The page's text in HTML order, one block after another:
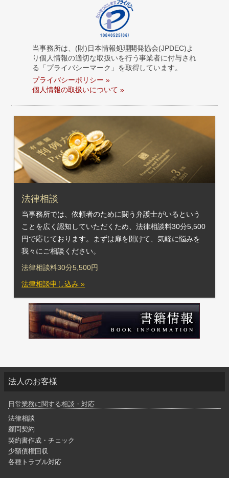
当事務所は、(財)日本情報処理開発協会(JPDEC)よ
り個人情報の適切な取扱いを行う事業者に付与され
る「プライバシーマーク」を取得しています。
プライバシーポリシー »
個人情報の取扱いについて »
法律相談
当事務所では、依頼者のために闘う弁護士がいるという
ことを広く認知していただくため、法律相談料30分5,500
円で応じております。まずは扉を開けて、気軽に悩みを
我々にご相談ください。
法律相談料30分5,500円
法律相談申し込み »
法人のお客様
日常業務に関する相談・対応
法律相談
顧問契約
契約書作成・チェック
少額債権回収
各種トラブル対応